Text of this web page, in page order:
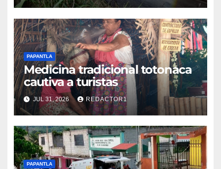
PAPANTLA
Medicina tradicional totonaca
cautiva a turistas
JUL 31, 2026 REDACTOR1
PAPANTLA